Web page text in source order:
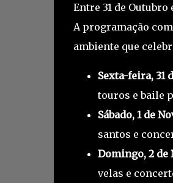
Entre 31 de
A programação
ambiente que
Sexta-feira, 31
touros e baile
Sábado, 1 de
santos e
Domingo, 2 de
velas e